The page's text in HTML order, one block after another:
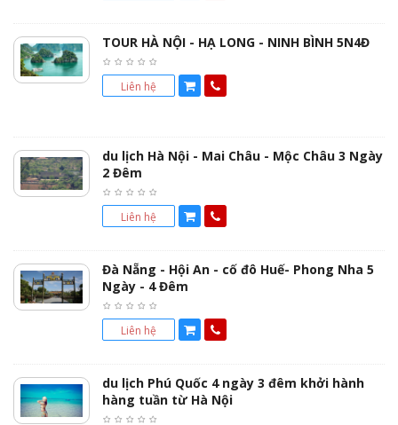
TOUR HÀ NỘI - HẠ LONG - NINH BÌNH 5N4Đ
Liên hệ
du lịch Hà Nội - Mai Châu - Mộc Châu 3 Ngày
2 Đêm
Liên hệ
Đà Nẵng - Hội An - cố đô Huế- Phong Nha 5
Ngày - 4 Đêm
Liên hệ
du lịch Phú Quốc 4 ngày 3 đêm khởi hành
hàng tuần từ Hà Nội